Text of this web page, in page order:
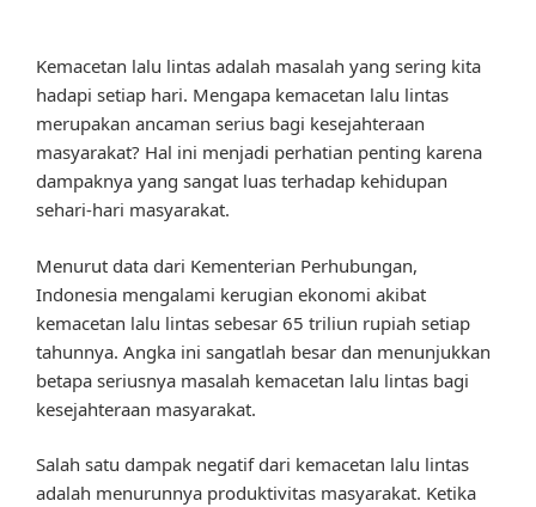
Kemacetan lalu lintas adalah masalah yang sering kita
hadapi setiap hari. Mengapa kemacetan lalu lintas
merupakan ancaman serius bagi kesejahteraan
masyarakat? Hal ini menjadi perhatian penting karena
dampaknya yang sangat luas terhadap kehidupan
sehari-hari masyarakat.
Menurut data dari Kementerian Perhubungan,
Indonesia mengalami kerugian ekonomi akibat
kemacetan lalu lintas sebesar 65 triliun rupiah setiap
tahunnya. Angka ini sangatlah besar dan menunjukkan
betapa seriusnya masalah kemacetan lalu lintas bagi
kesejahteraan masyarakat.
Salah satu dampak negatif dari kemacetan lalu lintas
adalah menurunnya produktivitas masyarakat. Ketika